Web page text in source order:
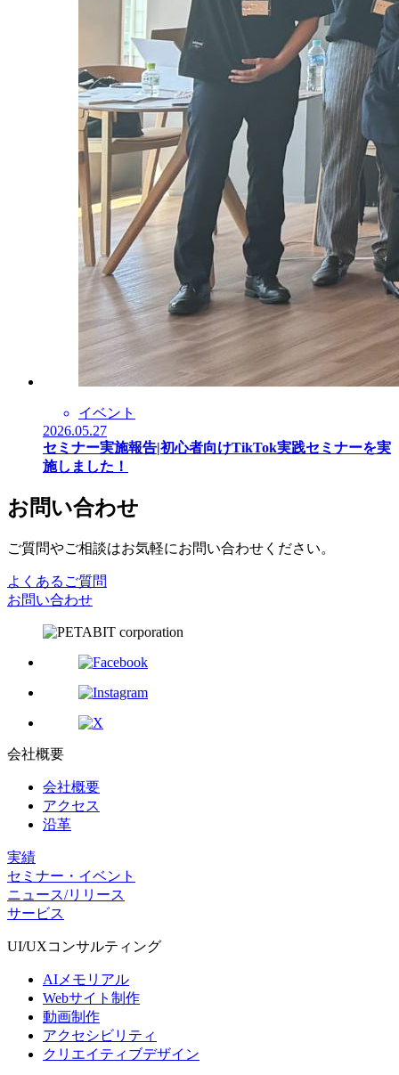
イベント
2026.05.27
セミナー実施報告|初心者向けTikTok実践セミナーを実
施しました！
お問い合わせ
ご質問やご相談はお気軽にお問い合わせください。
よくあるご質問
お問い合わせ
会社概要
会社概要
アクセス
沿革
実績
セミナー・イベント
ニュース/リリース
サービス
UI/UXコンサルティング
AIメモリアル
Webサイト制作
動画制作
アクセシビリティ
クリエイティブデザイン